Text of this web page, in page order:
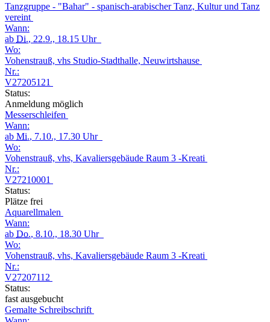
Tanzgruppe - "Bahar" - spanisch-arabischer Tanz, Kultur und Tanz
vereint
Wann:
ab Di., 22.9., 18.15 Uhr
Wo:
Vohenstrauß, vhs Studio-Stadthalle, Neuwirtshause
Nr.:
V27205121
Status:
Anmeldung möglich
Messerschleifen
Wann:
ab Mi., 7.10., 17.30 Uhr
Wo:
Vohenstrauß, vhs, Kavaliersgebäude Raum 3 -Kreati
Nr.:
V27210001
Status:
Plätze frei
Aquarellmalen
Wann:
ab Do., 8.10., 18.30 Uhr
Wo:
Vohenstrauß, vhs, Kavaliersgebäude Raum 3 -Kreati
Nr.:
V27207112
Status:
fast ausgebucht
Gemalte Schreibschrift